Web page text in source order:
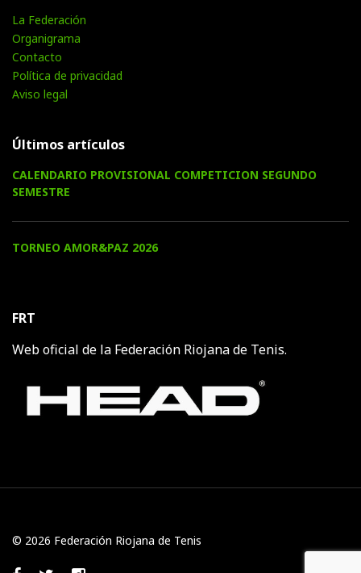
La Federación
Organigrama
Contacto
Política de privacidad
Aviso legal
Últimos artículos
CALENDARIO PROVISIONAL COMPETICION SEGUNDO
SEMESTRE
TORNEO AMOR&PAZ 2026
FRT
Web oficial de la Federación Riojana de Tenis.
© 2026 Federación Riojana de Tenis